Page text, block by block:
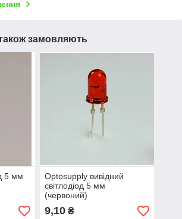
замовляють
5 мм
Optosupply вивідний
світлодіод 5 мм
(червоний)
9,10₴